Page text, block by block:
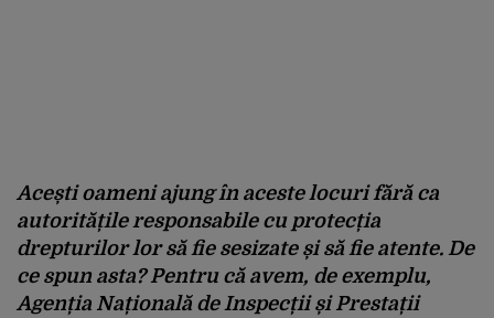
Acești oameni ajung în aceste locuri fără ca
autoritățile responsabile cu protecția
drepturilor lor să fie sesizate și să fie atente. De
ce spun asta? Pentru că avem, de exemplu,
Agenția Națională de Inspecții și Prestații